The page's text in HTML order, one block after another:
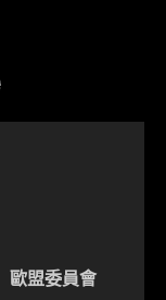
歐盟委員會